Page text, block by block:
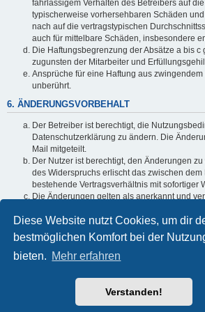
Diese Website nutzt Cookies, um dir
bestmöglichen Komfort bei der
bieten. Mehr erfahren
Verstanden!
fahrlässigem Verhalten des Betreibers auf
typischerweise vorhersehbaren Schäden
nach auf die vertragstypischen
auch für mittelbare Schäden, insbesondere
Die Haftungsbegrenzung der Absätze a bis c
zugunsten der Mitarbeiter und
Ansprüche für eine Haftung aus
unberührt.
6. ÄNDERUNGSVORBEHALT
Der Betreiber ist berechtigt, die
Datenschutzerklärung zu ändern. Die
Mail mitgeteilt.
Der Nutzer ist berechtigt, den Änderungen
des Widerspruchs erlischt das zwischen
bestehende Vertragsverhältnis mit sofortiger
Die Änderungen gelten als anerkannt und
Informationen über den Umgang mit deinen
sind in der Datenschutzerklärung enthalten.
Foren-Übersicht
Powered by
® Forum Software ©